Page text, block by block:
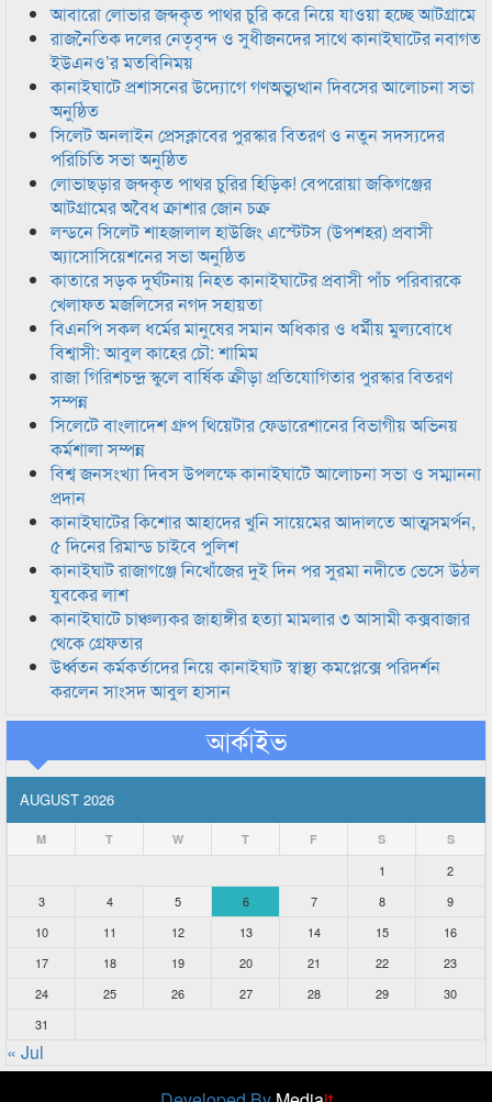
আবারো লোভার জব্দকৃত পাথর চুরি করে নিয়ে যাওয়া হচ্ছে আটগ্রামে
রাজনৈতিক দলের নেতৃবৃন্দ ও সুধীজনদের সাথে কানাইঘাটের নবাগত
ইউএনও’র মতবিনিময়
কানাইঘাটে প্রশাসনের উদ্যোগে গণঅভ্যুত্থান দিবসের আলোচনা সভা
অনুষ্ঠিত
সিলেট অনলাইন প্রেসক্লাবের পুরস্কার বিতরণ ও নতুন সদস্যদের
পরিচিতি সভা অনুষ্ঠিত
লোভাছড়ার জব্দকৃত পাথর চুরির হিড়িক! বেপরোয়া জকিগঞ্জের
আটগ্রামের অবৈধ ক্রাশার জোন চক্র
লন্ডনে সিলেট শাহজালাল হাউজিং এস্টেটস (উপশহর) প্রবাসী
অ্যাসোসিয়েশনের সভা অনুষ্ঠিত
কাতারে সড়ক দুর্ঘটনায় নিহত কানাইঘাটের প্রবাসী পাঁচ পরিবারকে
খেলাফত মজলিসের নগদ সহায়তা
বিএনপি সকল ধর্মের মানুষের সমান অধিকার ও ধর্মীয় মুল্যবোধে
বিশ্বাসী: আবুল কাহের চৌ: শামিম
রাজা গিরিশচন্দ্র স্কুলে বার্ষিক ক্রীড়া প্রতিযোগিতার পুরস্কার বিতরণ
সম্পন্ন
সিলেটে বাংলাদেশ গ্রুপ থিয়েটার ফেডারেশানের বিভাগীয় অভিনয়
কর্মশালা সম্পন্ন
বিশ্ব জনসংখ্যা দিবস উপলক্ষে কানাইঘাটে আলোচনা সভা ও সম্মাননা
প্রদান
কানাইঘাটের কিশোর আহাদের খুনি সায়েমের আদালতে আত্মসমর্পন,
৫ দিনের রিমান্ড চাইবে পুলিশ
কানাইঘাট রাজাগঞ্জে নিখোঁজের দুই দিন পর সুরমা নদীতে ভেসে উঠল
যুবকের লাশ
কানাইঘাটে চাঞ্চল্যকর জাহাঙ্গীর হত্যা মামলার ৩ আসামী কক্সবাজার
থেকে গ্রেফতার
উর্ধ্বতন কর্মকর্তাদের নিয়ে কানাইঘাট স্বাস্থ্য কমপ্লেক্সে পরিদর্শন
করলেন সাংসদ আবুল হাসান
আর্কাইভ
AUGUST 2026
M T W T F S S
1
2
3
4 5 6 7 8
9
10
11 12 13 14 15
16
17
18 19 20 21 22
23
24
25 26 27 28 29
30
31
« Jul